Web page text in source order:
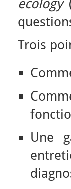
ecology
Trois
Une